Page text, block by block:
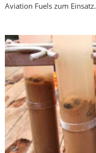
Aviation Fuels zum Einsatz.